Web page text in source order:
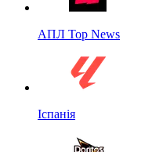
АПЛ Top News
Іспанія